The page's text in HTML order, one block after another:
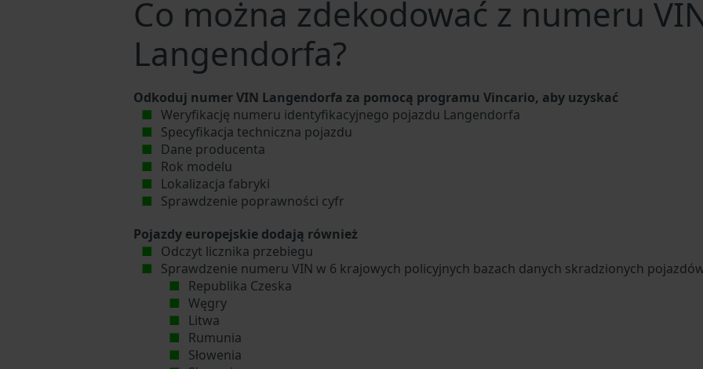
Co można zdekodować z numeru
Langendorfa?
Odkoduj numer VIN Langendorfa za pomocą programu Vincario, aby uzyskać
Weryfikację numeru identyfikacyjnego pojazdu Langendorfa
Specyfikacja techniczna pojazdu
Dane producenta
Rok modelu
Lokalizacja fabryki
Sprawdzenie poprawności cyfr
Pojazdy europejskie dodają również
Odczyt licznika przebiegu
Sprawdzenie numeru VIN w 6 krajowych policyjnych bazach danych skradzionych
Republika Czeska
Węgry
Litwa
Rumunia
Słowenia